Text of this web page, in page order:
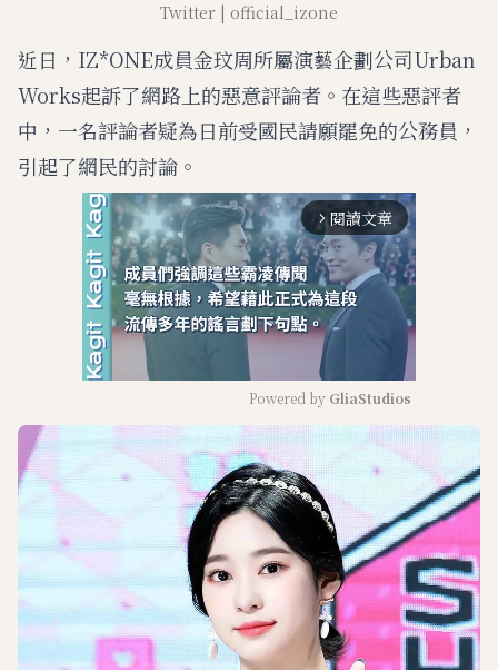
Twitter | official_izone
近日，IZ*ONE成員金玟周所屬演藝企劃公司Urban
Works起訴了網路上的惡意評論者。在這些惡評者
中，一名評論者疑為日前受國民請願罷免的公務員，
引起了網民的討論。
arrow_forward_ios 閱讀文章
e
Powered by GliaStudios